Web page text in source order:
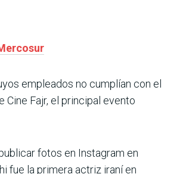
empleados no cumplían con el
Cine Fajr, el principal evento
fotos en Instagram en
fue la primera actriz iraní en